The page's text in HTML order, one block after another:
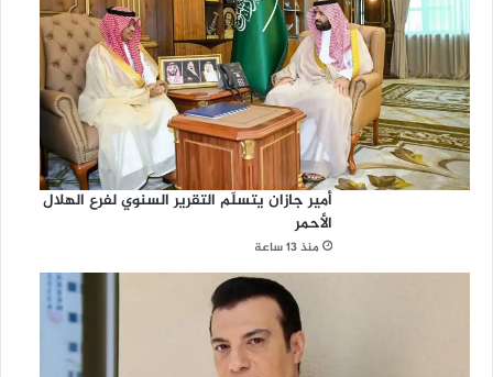
أمير جازان يتسلّم التقرير السنوي لفرع الهلال
الأحمر
منذ 13 ساعة